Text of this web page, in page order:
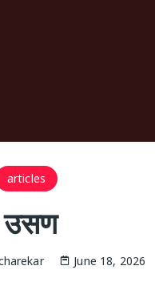
articles
उसण
June 18, 2026